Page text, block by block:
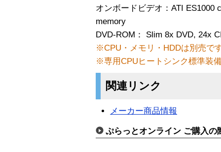
オンボードビデオ：ATI ES1000
memory
DVD-ROM： Slim 8x DVD, 24x
※CPU・メモリ・HDDは別売で
※専用CPUヒートシンク標準装
関連リンク
メーカー商品情報
ぷらっとオンライン ご購入の